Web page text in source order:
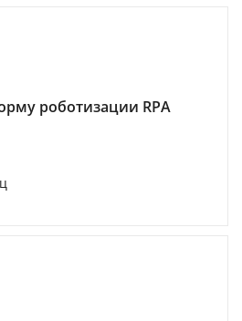
роботизации RPA